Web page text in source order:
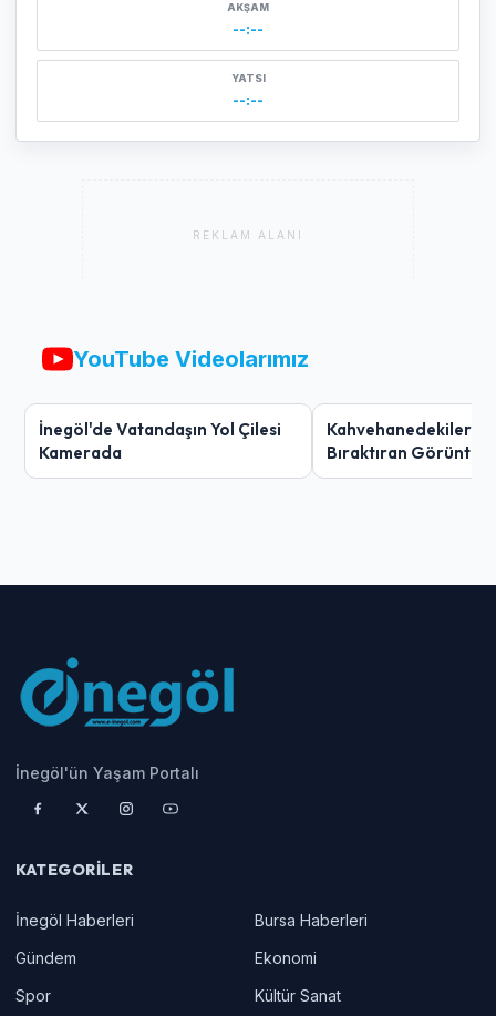
AKŞAM
--:--
YATSI
--:--
REKLAM ALANI
YouTube Videolarımız
İnegöl'de Vatandaşın Yol Çilesi
Kamerada
Kahvehanedekiler
Bıraktıran Görüntü!
İnegöl'ün Yaşam Portalı
KATEGORILER
İnegöl Haberleri
Bursa Haberleri
Gündem
Ekonomi
Spor
Kültür Sanat